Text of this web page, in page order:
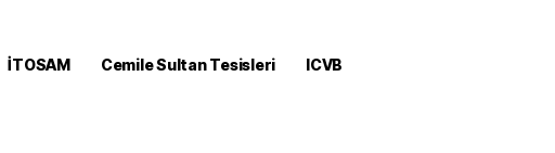
İTOSAM Cemile Sultan Tesisleri
ICVB